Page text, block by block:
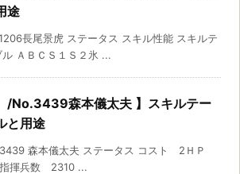
途
長尾景虎 ステータス スキル性能 スキルテ
ル ＡＢＣＳ１Ｓ２氷 ...
/No.3439森本儀太夫 】スキルテー
と用途
森本儀太夫 ステータス コスト 2ＨＰ
揮兵数 2310 ...